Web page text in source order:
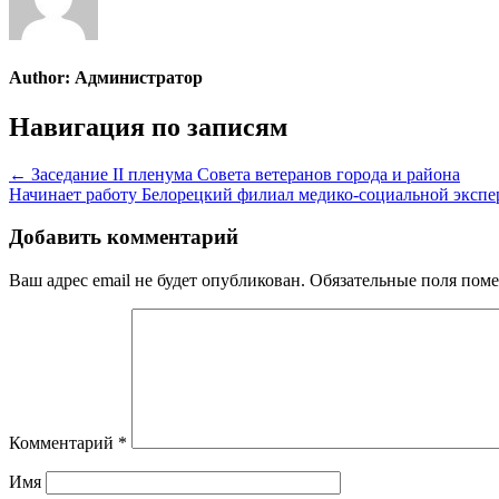
Author: Администратор
Навигация по записям
← Заседание II пленума Совета ветеранов города и района
Начинает работу Белорецкий филиал медико-социальной
Добавить комментарий
Ваш адрес email не будет опубликован. Обязательные поля
Комментарий *
Имя